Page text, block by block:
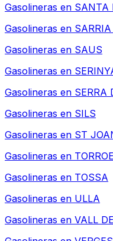
Gasolineras en SANTA
Gasolineras en
Gasolineras en SAUS
Gasolineras en
Gasolineras en SERRA
Gasolineras en SILS
Gasolineras en ST
Gasolineras en
Gasolineras en TOSSA
Gasolineras en ULLA
Gasolineras en VALL